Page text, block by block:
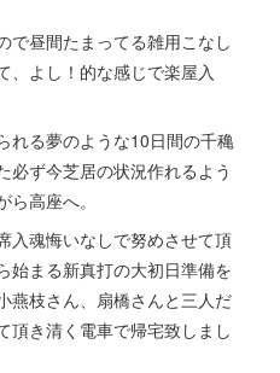
で昼間たまってる雑用こなし
、よし！的な感じで楽屋入
れる夢のような10日間の千穐
必ず今芝居の状況作れるよう
高座へ。
入魂悔いなしで努めさせて頂
始まる新真打の大初日準備を
燕枝さん、扇橋さんと三人だ
頂き清く電車で帰宅致しまし